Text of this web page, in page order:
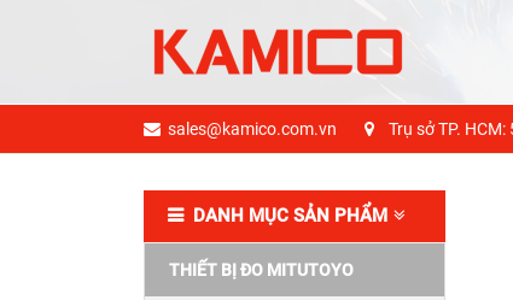
sales@kamico.com.vn Trụ sở TP.
DANH MỤC SẢN PHẨM
THIẾT BỊ ĐO MITUTOYO